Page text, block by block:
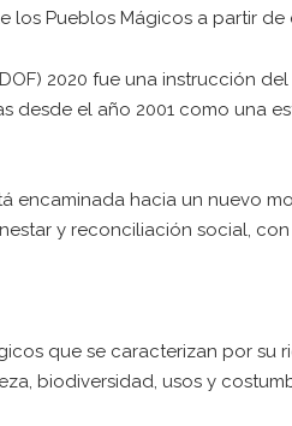
Pueblos Mágicos a partir de
2020 fue una instrucción
desde el año 2001 como una
encaminada hacia un nuevo
y reconciliación social,
que se caracterizan por su
biodiversidad, usos y